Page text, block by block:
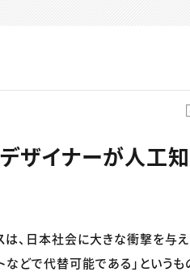
ザイナーが人工
、日本社会に大きな衝撃を与え
どで代替可能である」という